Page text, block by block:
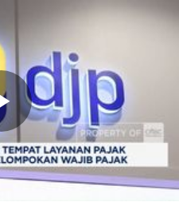
Memutarkan
Video